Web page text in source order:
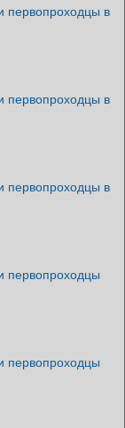
первопроходцы в
первопроходцы в
первопроходцы в
первопроходцы
первопроходцы